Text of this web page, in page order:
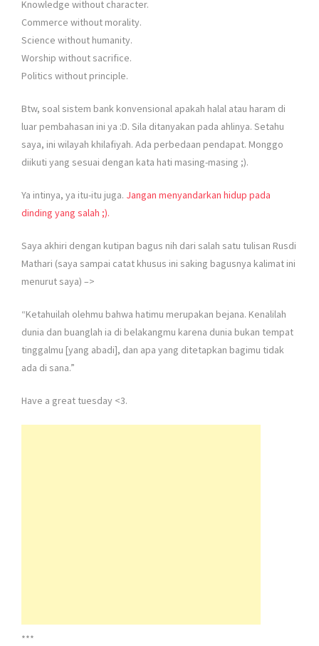
Knowledge without character.
Commerce without morality.
Science without humanity.
Worship without sacrifice.
Politics without principle.
Btw, soal sistem bank konvensional apakah halal atau haram di
luar pembahasan ini ya :D. Sila ditanyakan pada ahlinya. Setahu
saya, ini wilayah khilafiyah. Ada perbedaan pendapat. Monggo
diikuti yang sesuai dengan kata hati masing-masing ;).
Ya intinya, ya itu-itu juga. Jangan menyandarkan hidup pada
dinding yang salah ;).
Saya akhiri dengan kutipan bagus nih dari salah satu tulisan Rusdi
Mathari (saya sampai catat khusus ini saking bagusnya kalimat ini
menurut saya) –>
“Ketahuilah olehmu bahwa hatimu merupakan bejana. Kenalilah
dunia dan buanglah ia di belakangmu karena dunia bukan tempat
tinggalmu [yang abadi], dan apa yang ditetapkan bagimu tidak
ada di sana.”
Have a great tuesday <3.
***